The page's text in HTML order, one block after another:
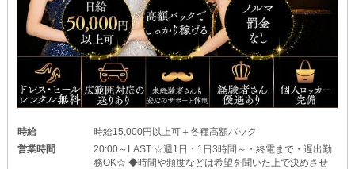
時給
時給15,000円以上可＋各種高額バック
営業時間
20:00～LAST ☆週1日・1日3時間～・終電まで・遅出勤
務OK☆ ◆時間や頻度などは希望を聞いた上で決めさせ